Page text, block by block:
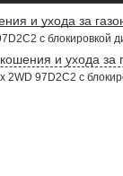
и ухода за
с блокировкой
и ухода за
2WD 97D2C2 с